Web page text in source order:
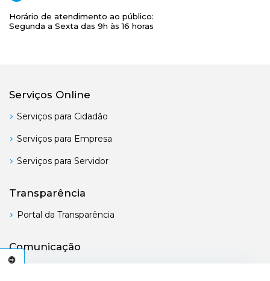
Horário de atendimento ao público:
Segunda a Sexta das 9h às 16 horas
Serviços Online
Serviços para Cidadão
Serviços para Empresa
Serviços para Servidor
Transparência
Portal da Transparência
Comunicação